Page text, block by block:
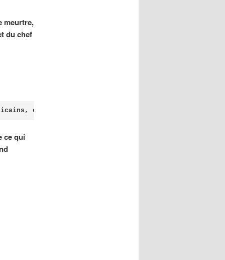
meurtre,
du chef
en poste ou à la retraite, révèle de
ce qui